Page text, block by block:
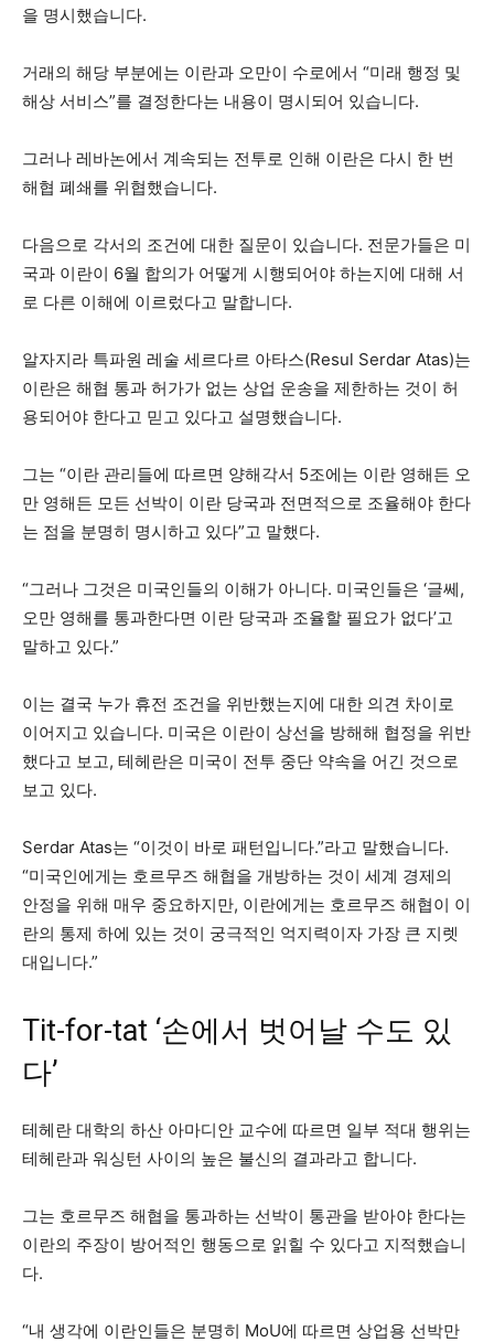
을 명시했습니다.
거래의 해당 부분에는 이란과 오만이 수로에서 “미래 행정 및
해상 서비스”를 결정한다는 내용이 명시되어 있습니다.
그러나 레바논에서 계속되는 전투로 인해 이란은 다시 한 번
해협 폐쇄를 위협했습니다.
다음으로 각서의 조건에 대한 질문이 있습니다. 전문가들은 미
국과 이란이 6월 합의가 어떻게 시행되어야 하는지에 대해 서
로 다른 이해에 이르렀다고 말합니다.
알자지라 특파원 레술 세르다르 아타스(Resul Serdar Atas)는
이란은 해협 통과 허가가 없는 상업 운송을 제한하는 것이 허
용되어야 한다고 믿고 있다고 설명했습니다.
그는 “이란 관리들에 따르면 양해각서 5조에는 이란 영해든 오
만 영해든 모든 선박이 이란 당국과 전면적으로 조율해야 한다
는 점을 분명히 명시하고 있다”고 말했다.
“그러나 그것은 미국인들의 이해가 아니다. 미국인들은 ‘글쎄,
오만 영해를 통과한다면 이란 당국과 조율할 필요가 없다’고
말하고 있다.”
이는 결국 누가 휴전 조건을 위반했는지에 대한 의견 차이로
이어지고 있습니다. 미국은 이란이 상선을 방해해 협정을 위반
했다고 보고, 테헤란은 미국이 전투 중단 약속을 어긴 것으로
보고 있다.
Serdar Atas는 “이것이 바로 패턴입니다.”라고 말했습니다.
“미국인에게는 호르무즈 해협을 개방하는 것이 세계 경제의
안정을 위해 매우 중요하지만, 이란에게는 호르무즈 해협이 이
란의 통제 하에 있는 것이 궁극적인 억지력이자 가장 큰 지렛
대입니다.”
Tit-for-tat ‘손에서 벗어날 수도 있
다’
테헤란 대학의 하산 아마디안 교수에 따르면 일부 적대 행위는
테헤란과 워싱턴 사이의 높은 불신의 결과라고 합니다.
그는 호르무즈 해협을 통과하는 선박이 통관을 받아야 한다는
이란의 주장이 방어적인 행동으로 읽힐 수 있다고 지적했습니
다.
“내 생각에 이란인들은 분명히 MoU에 따르면 상업용 선박만